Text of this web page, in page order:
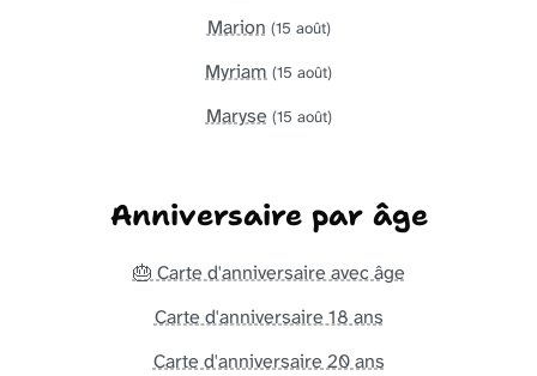
Marion (15 août)
Myriam (15 août)
Maryse (15 août)
Anniversaire par âge
🎂 Carte d'anniversaire avec âge
Carte d'anniversaire 18 ans
Carte d'anniversaire 20 ans